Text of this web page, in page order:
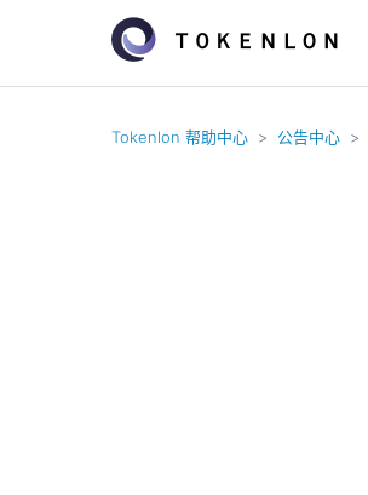
Tokenlon 帮助中心 公告中心